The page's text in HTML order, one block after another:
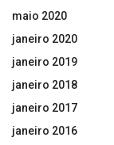
maio 2020
janeiro 2020
janeiro 2019
janeiro 2018
janeiro 2017
janeiro 2016